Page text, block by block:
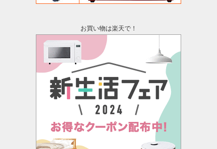
お買い物は楽天で！